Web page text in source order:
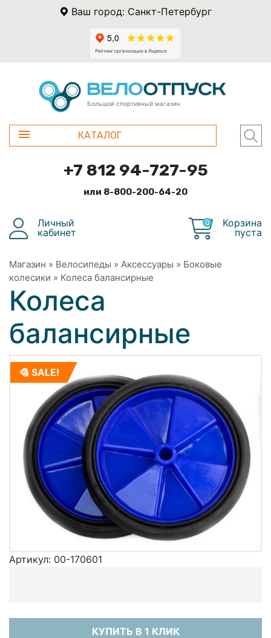
Ваш город: Санкт-Петербург
Большой спортивный магазин
КАТАЛОГ
+7 812 94-727-95
или 8-800-200-64-20
Личный
кабинет
0
Корзина
пуста
Магазин » Велосипеды » Аксессуары » Боковые
колесики » Колеса балансирные
Колеса
балансирные
SALE!
Артикул: 00-170601
КУПИТЬ В 1 КЛИК